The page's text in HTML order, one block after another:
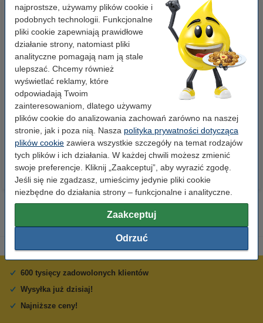
najprostsze, używamy plików cookie i
podobnych technologii. Funkcjonalne
pliki cookie zapewniają prawidłowe
działanie strony, natomiast pliki
analityczne pomagają nam ją stale
ulepszać. Chcemy również
wyświetlać reklamy, które
odpowiadają Twoim
zainteresowaniom, dlatego używamy
plików cookie do analizowania zachowań zarówno na naszej
stronie, jak i poza nią. Nasza polityka prywatności dotycząca
plików cookie zawiera wszystkie szczegóły na temat rodzajów
tych plików i ich działania. W każdej chwili możesz zmienić
swoje preferencje. Kliknij „Zaakceptuj”, aby wyrazić zgodę.
Jeśli się nie zgadzasz, umieścimy jedynie pliki cookie
niezbędne do działania strony – funkcjonalne i analityczne.
Zaakceptuj
Odrzuć
Papier ksero A4 80 g/m2 (500
szt.), 123drukuj
23,00 zł z VAT
Papier ksero A4 80 g/m2 (2500
110,00 zł z VAT
600 tysięcy zadowolonych klientów
Wysyłka już dzisiaj!
Najniższe ceny!